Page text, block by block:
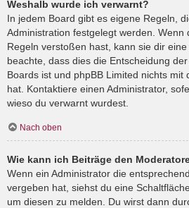
Weshalb wurde ich verwarnt?
In jedem Board gibt es eigene Regeln,
Administration festgelegt werden. Wenn
Regeln verstoßen hast, kann sie dir
beachte, dass dies die Entscheidung
Boards ist und phpBB Limited nichts mit
hat. Kontaktiere einen Administrator,
wieso du verwarnt wurdest.
Nach oben
Wie kann ich Beiträge den
Wenn ein Administrator die
vergeben hat, siehst du eine
um diesen zu melden. Du wirst dann